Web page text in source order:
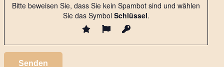
Bitte beweisen Sie, dass Sie kein Spambot sind und wählen
Sie das SymbolSchlüssel.